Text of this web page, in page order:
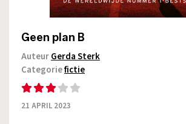
Geen plan B
AuteurGerda Sterk
Categoriefictie
21 APRIL 2023